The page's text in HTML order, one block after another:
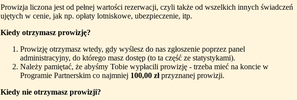
Prowizja liczona jest od pełnej wartości rezerwacji, czyli także od wszelkich innych świadczeń
ujętych w cenie, jak np. opłaty lotniskowe, ubezpieczenie, itp.
Kiedy otrzymasz prowizję?
Prowizję otrzymasz wtedy, gdy wyślesz do nas zgłoszenie poprzez panel
administracyjny, do którego masz dostęp (to ta część ze statystykami).
Należy pamiętać, że abyśmy Tobie wypłacili prowizję - trzeba mieć na koncie w
Programie Partnerskim co najmniej 100,00 złprzyznanej prowizji.
Kiedy nie otrzymasz prowizji?